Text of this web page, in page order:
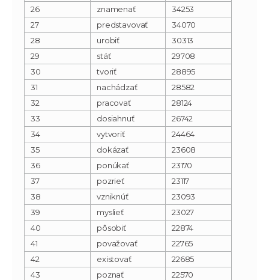
26
znamenať
34253
27
predstavovať
34070
28
urobiť
30313
29
stáť
29708
30
tvoriť
28895
31
nachádzať
28582
32
pracovať
28124
33
dosiahnuť
26742
34
vytvoriť
24464
35
dokázať
23608
36
ponúkať
23170
37
pozrieť
23117
38
vzniknúť
23093
39
myslieť
23027
40
pôsobiť
22874
41
považovať
22765
42
existovať
22685
43
poznať
22570